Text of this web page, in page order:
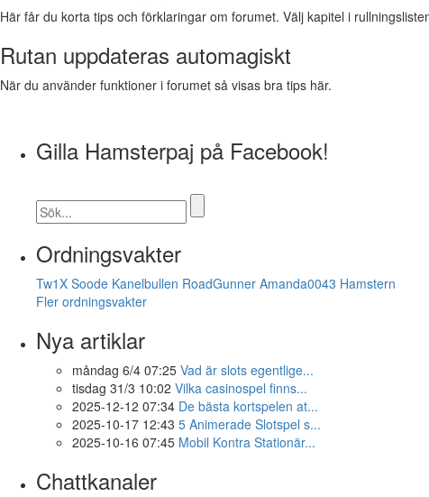
Här får du korta tips och förklaringar om forumet. Välj kapitel i
Rutan uppdateras automagiskt
När du använder funktioner i forumet så visas bra tips här.
Gilla Hamsterpaj på Facebook!
Ordningsvakter
Tw1X Soode Kanelbullen RoadGunner Amanda0043 Hamstern
Fler ordningsvakter
Nya artiklar
måndag 6/4 07:25 Vad är slots egentlige...
tisdag 31/3 10:02 Vilka casinospel finns...
2025-12-12 07:34 De bästa kortspelen at...
2025-10-17 12:43 5 Animerade Slotspel s...
2025-10-16 07:45 Mobil Kontra Stationär...
Chattkanaler